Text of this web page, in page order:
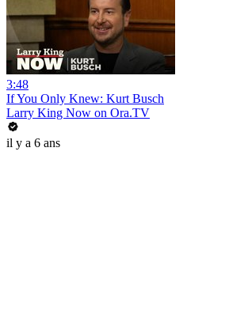
3:48
If You Only Knew: Kurt Busch
Larry King Now on Ora.TV
il y a 6 ans